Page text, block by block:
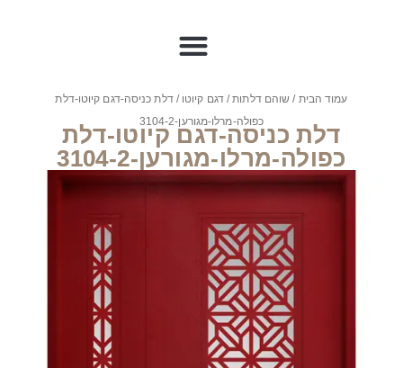
עמוד הבית / שוהם דלתות/דגם קיוטו / דלת כניסה-דגם קיוטו-דלת
כפולה-מרלו-מגורען-3104-2
דלת כניסה-דגם קיוטו-דלת
כפולה-מרלו-מגורען-3104-2